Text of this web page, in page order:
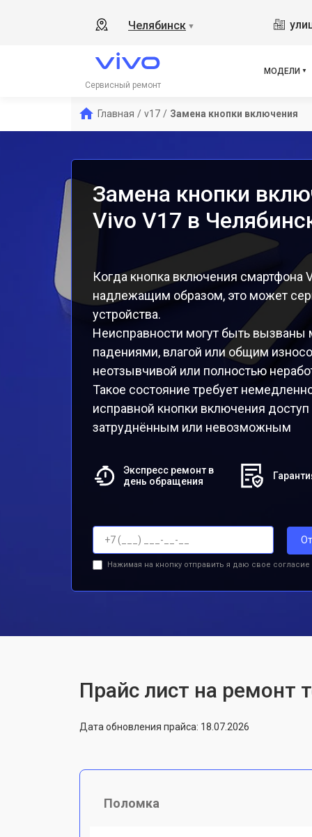
Челябинск ▼
Сервисный ремонт
МОДЕЛИV23e
Y12
Главная / v17 / Замена кнопки включения
Замена кнопки
Vivo V17 в
Когда кнопка включения смартфона
надлежащим образом, это может
устройства.
Неисправности могут быть
падениями, влагой или общим
неотзывчивой или полностью
Такое состояние требует
исправной кнопки включения доступ
затруднённым или невозможным
Экспресс ремонт в
день обращения
Нажимая на кнопку отправить я даю свое согласие
Прайс лист на ремонт
Дата обновления прайса: 18.07.2026
Поломка